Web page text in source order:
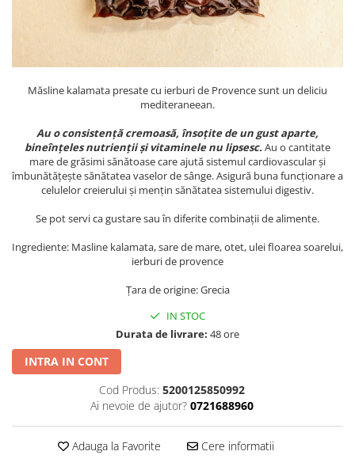
LACTATE
BACANIE
PRODUSE ECO / ORGANICE
REMEDII NATURISTE
TOATE PRODUSELE
Măsline kalamata presate cu ierburi de Provence sunt un deliciu
mediteraneean.
Au o consistență cremoasă, însoțite de un gust aparte,
bineînțeles nutrienții și vitaminele nu lipsesc.Au o cantitate
mare de grăsimi sănătoase care ajută sistemul cardiovascular și
îmbunătățește sănătatea vaselor de sânge. Asigură buna funcționare a
celulelor creierului și mențin sănătatea sistemului digestiv.
Se pot servi ca gustare sau în diferite combinații de alimente.
Ingrediente: Masline kalamata, sare de mare, otet, ulei floarea soarelui,
ierburi de provence
Țara de origine: Grecia
IN STOC
Durata de livrare: 48 ore
INTRA IN CONT
Cod Produs: 5200125850992
Ai nevoie de ajutor? 0721688960
Adauga la Favorite Cere informatii